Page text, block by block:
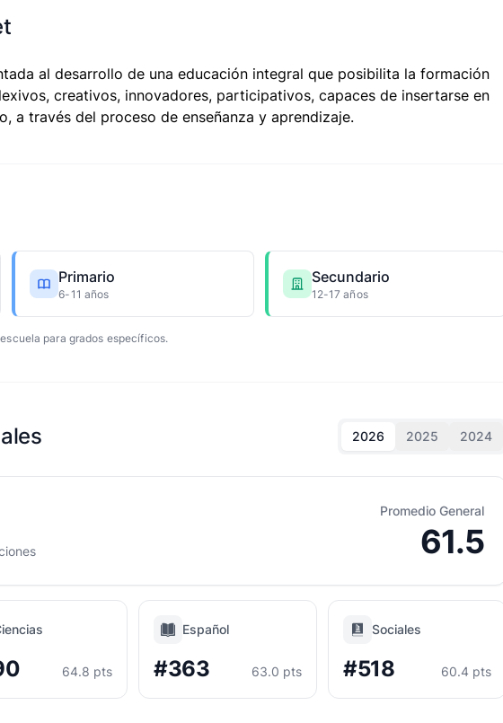
al desarrollo de una educación integral que posibilita la formación
creativos, innovadores, participativos, capaces de insertarse en
a través del proceso de enseñanza y aprendizaje.
Primario
6-11 años
Secundario
12-17 años
para grados específicos.
2026 2025 2024
Promedio General
61.5
64.8 pts
Español
#363 63.0 pts
Sociales
#518 60.4 pts